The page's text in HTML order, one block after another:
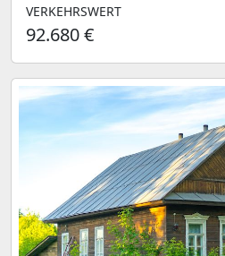
VERKEHRSWERT
92.680 €